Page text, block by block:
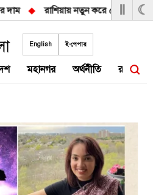
রাশিয়ায় নতুন করে ৫০ হাজার সেনা ☾
English ই-পেপার
মহানগর অর্থনীতি রাজনীতি